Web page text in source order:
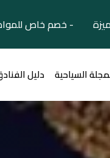
- خصم خاص
السياحية دليل